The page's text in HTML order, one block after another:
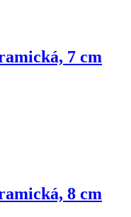
7 cm
8 cm